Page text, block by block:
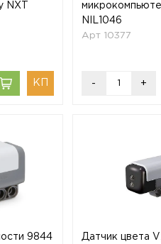
NXT
NIL1046
Арт 10377
- +
9844
Датчик цвета